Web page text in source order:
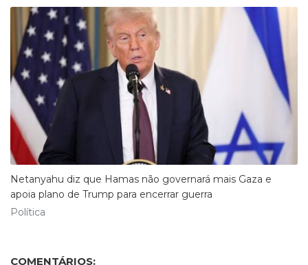
Netanyahu diz que Hamas não governará mais Gaza e
apoia plano de Trump para encerrar guerra
Política
COMENTÁRIOS: